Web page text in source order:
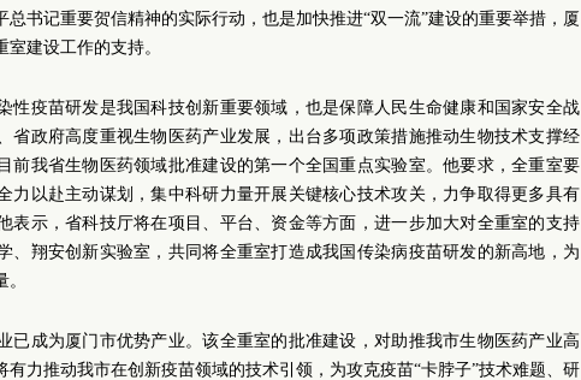
总书记重要贺信精神的实际行动，也是加快推进“双一流”建设的重要举措，厦
建设工作的支持。
性疫苗研发是我国科技创新重要领域，也是保障人民生命健康和国家安全战
省政府高度重视生物医药产业发展，出台多项政策措施推动生物技术支撑经
前我省生物医药领域批准建设的第一个全国重点实验室。他要求，全重室要
力以赴主动谋划，集中科研力量开展关键核心技术攻关，力争取得更多具有
表示，省科技厅将在项目、平台、资金等方面，进一步加大对全重室的支持
、翔安创新实验室，共同将全重室打造成我国传染病疫苗研发的新高地，为
已成为厦门市优势产业。该全重室的批准建设，对助推我市生物医药产业高
有力推动我市在创新疫苗领域的技术引领，为攻克疫苗“卡脖子”技术难题、研